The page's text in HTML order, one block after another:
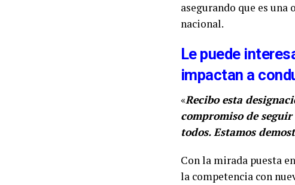
asegurando que es
nacional.
Le puede
impactan a
«Recibo esta
compromiso de
todos. Estamos
Con la mirada puesta
la competencia con